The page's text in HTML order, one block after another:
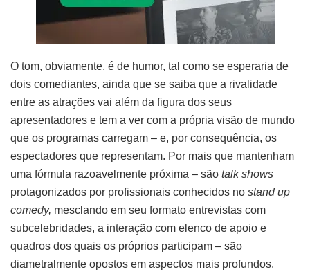
O tom, obviamente, é de humor, tal como se esperaria de
dois comediantes, ainda que se saiba que a rivalidade
entre as atrações vai além da figura dos seus
apresentadores e tem a ver com a própria visão de mundo
que os programas carregam – e, por consequência, os
espectadores que representam. Por mais que mantenham
uma fórmula razoavelmente próxima – são talk shows
protagonizados por profissionais conhecidos no stand up
comedy, mesclando em seu formato entrevistas com
subcelebridades, a interação com elenco de apoio e
quadros dos quais os próprios participam – são
diametralmente opostos em aspectos mais profundos.